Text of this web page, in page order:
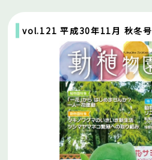
vol.121 平成30年11月 秋冬号